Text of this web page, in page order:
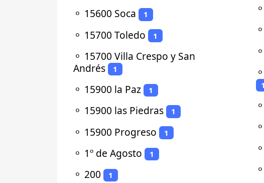
⚬ 15600 Soca 1
⚬ 15700 Toledo 1
⚬ 15700 Villa Crespo y San
Andrés
1
⚬ 15900 la Paz 1
⚬ 15900 las Piedras 1
⚬ 15900 Progreso 1
⚬ 1º de Agosto 1
⚬ 200 1
⚬
⚬
⚬
⚬
1
⚬
⚬
⚬
⚬